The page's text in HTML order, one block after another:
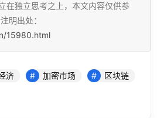
在独立思考之上，本文内容仅供参
明出处：
15980.html
济 加密市场 区块链